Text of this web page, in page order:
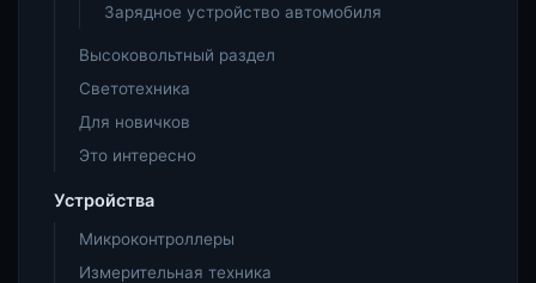
Зарядное устройство автомобиля
Высоковольтный раздел
Светотехника
Для новичков
Это интересно
Устройства
Микроконтроллеры
Измерительная техника